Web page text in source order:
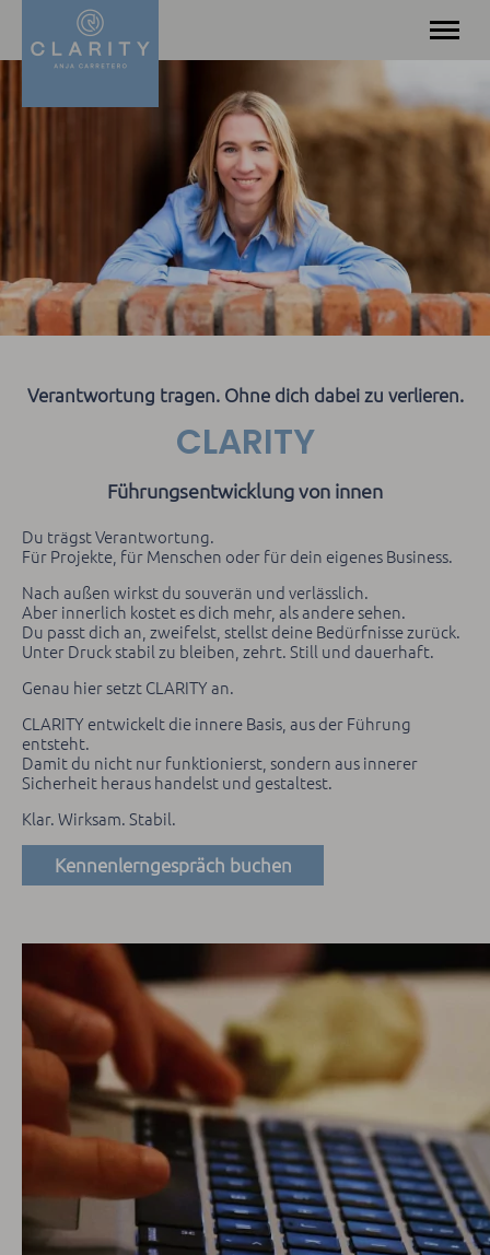
Leistungen & Methodik
Verantwortung tragen. Ohne dich dabei zu verlieren.
CLARITY
Führungsentwicklung von innen
Du trägst Verantwortung.
Für Projekte, für Menschen oder für dein eigenes Business.
Nach außen wirkst du souverän und verlässlich.
Aber innerlich kostet es dich mehr, als andere sehen.
Du passt dich an, zweifelst, stellst deine Bedürfnisse zurück.
Unter Druck stabil zu bleiben, zehrt. Still und dauerhaft.
Genau hier setzt CLARITY an.
CLARITY entwickelt die innere Basis, aus der Führung
entsteht.
Damit du nicht nur funktionierst, sondern aus innerer
Sicherheit heraus handelst und gestaltest.
Klar. Wirksam. Stabil.
Kennenlerngespräch buchen